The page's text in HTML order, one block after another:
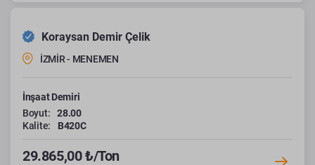
Koraysan Demir Çelik
İZMİR - MENEMEN
İnşaat Demiri
Boyut:
28.00
Kalite:
B420C
29.865,00 ₺/Ton